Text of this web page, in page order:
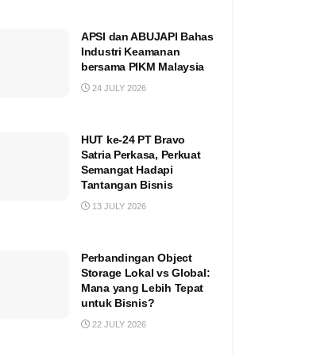
APSI dan ABUJAPI Bahas
Industri Keamanan
bersama PIKM Malaysia
24 JULY 2026
HUT ke-24 PT Bravo
Satria Perkasa, Perkuat
Semangat Hadapi
Tantangan Bisnis
13 JULY 2026
Perbandingan Object
Storage Lokal vs Global:
Mana yang Lebih Tepat
untuk Bisnis?
22 JULY 2026